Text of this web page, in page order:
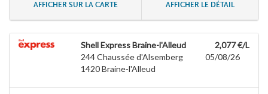
AFFICHER SUR LA CARTE AFFICHER LE DÉTAIL
Shell Express Braine-l'Alleud
244 Chaussée d'Alsemberg
1420Braine-l'Alleud
2,077 €/L
05/08/26